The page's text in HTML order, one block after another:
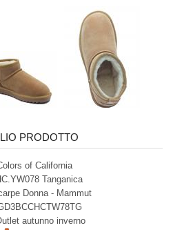
PRODOTTO
of California
Tanganica
Donna - Mammut
autunno inverno